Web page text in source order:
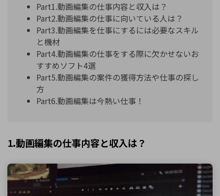
Part1.動画編集の仕事内容と収入は？
Part2.動画編集の仕事に向いている人は？
Part3.動画編集を仕事にするには必要なスキル
と機材
Part4.動画編集の仕事をする際に欠かせないお
すすめソフト4選
Part5.動画編集の案件の獲得方法や仕事の探し
方
Part6.動画編集は今熱い仕事！
1.動画編集の仕事内容と収入は？